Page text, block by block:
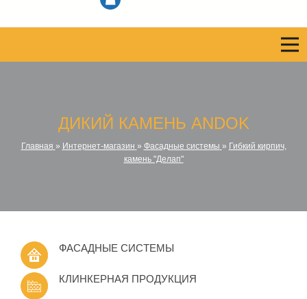
ДИКИЙ КАМЕНЬ ANDOK
Главная » Интернет-магазин » Фасадные системы » Гибкий кирпич,
камень "Делап"
ФАСАДНЫЕ СИСТЕМЫ
КЛИНКЕРНАЯ ПРОДУКЦИЯ